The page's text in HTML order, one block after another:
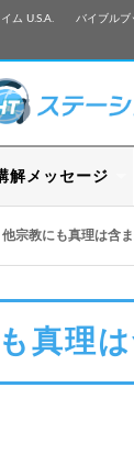
ム U.S.A. バイブルブ
解メッセージ
他宗教にも真理は含
真理